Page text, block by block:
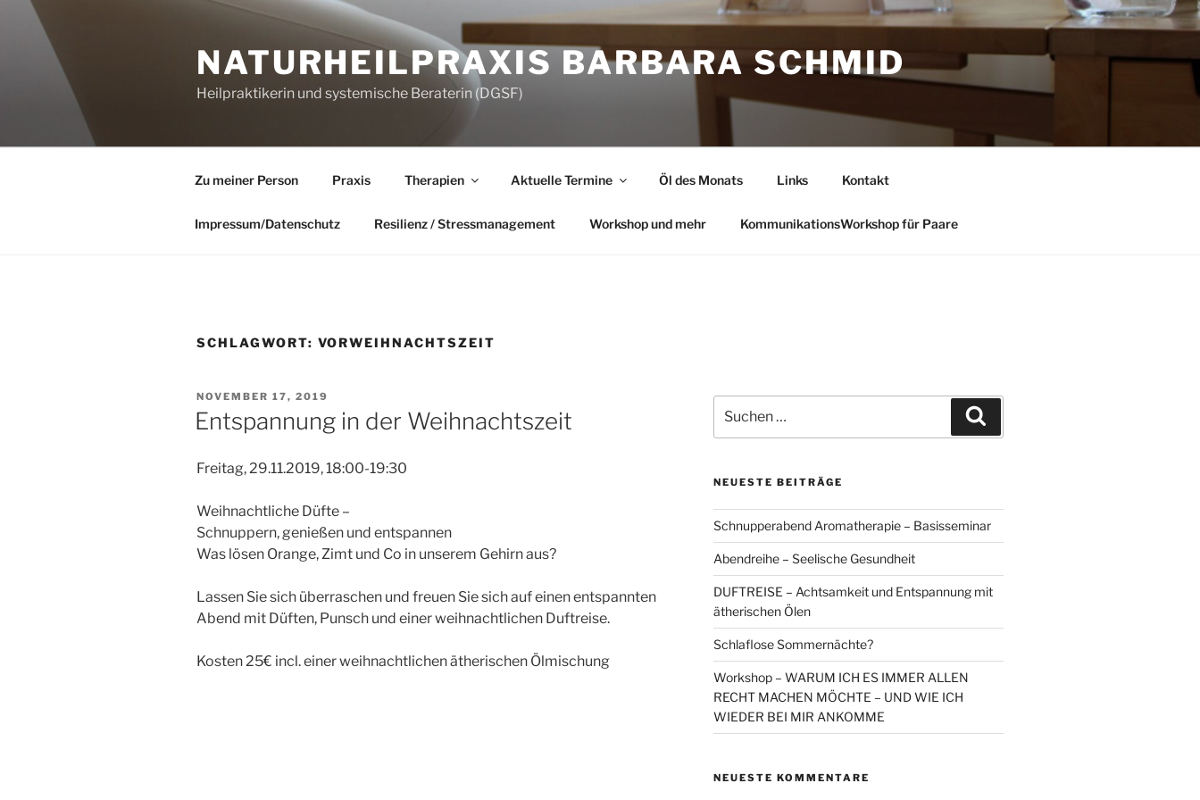
springen
NATURHEILPRAXIS BARBARA SCHMID
Heilpraktikerin und systemische Beraterin (DGSF)
Zu meiner Person Praxis Therapien Aktuelle Termine Öl des Monats Links Kontakt
Impressum/Datenschutz Resilienz / Stressmanagement Workshop und mehr KommunikationsWorkshop für Paare
SCHLAGWORT: VORWEIHNACHTSZEIT
VERÖFFENTLICHT
AM
NOVEMBER 17, 2019
Entspannung in der Weihnachtszeit
Freitag, 29.11.2019, 18:00-19:30
Weihnachtliche Düfte –
Schnuppern, genießen und entspannen
Was lösen Orange, Zimt und Co in unserem Gehirn aus?
Lassen Sie sich überraschen und freuen Sie sich auf einen entspannten
Abend mit Düften, Punsch und einer weihnachtlichen Duftreise.
Kosten 25€ incl. einer weihnachtlichen ätherischen Ölmischung
nach:
NEUESTE BEITRÄGE
Schnupperabend Aromatherapie – Basisseminar
Abendreihe – Seelische Gesundheit
DUFTREISE – Achtsamkeit und Entspannung mit
ätherischen Ölen
Schlaflose Sommernächte?
Workshop – WARUM ICH ES IMMER ALLEN
RECHT MACHEN MÖCHTE – UND WIE ICH
WIEDER BEI MIR ANKOMME
NEUESTE KOMMENTARE